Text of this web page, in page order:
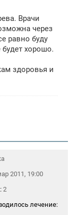
Врачи
через
равно буду
хорошо.
здоровья и
2011, 19:00
2
лечение: